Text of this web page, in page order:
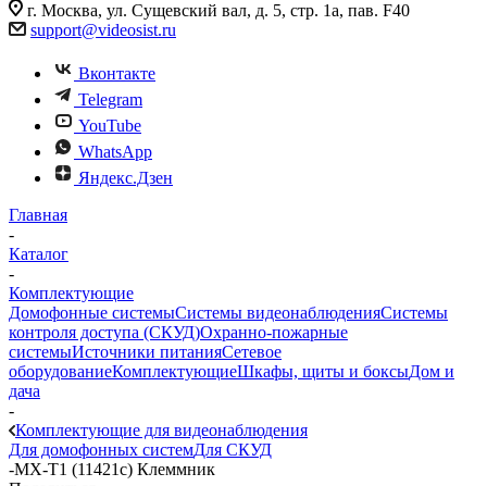
г. Москва, ул. Сущевский вал, д. 5, стр. 1а, пав. F40
support@videosist.ru
Вконтакте
Telegram
YouTube
WhatsApp
Яндекс.Дзен
Главная
-
Каталог
-
Комплектующие
Домофонные системыСистемы видеонаблюденияСистемы
контроля доступа (СКУД)Охранно-пожарные
системыИсточники питанияСетевое
оборудованиеКомплектующиеШкафы, щиты и боксыДом и
дача
-
Комплектующие для видеонаблюдения
Для домофонных системДля СКУД
-MX-T1 (11421c) Клеммник